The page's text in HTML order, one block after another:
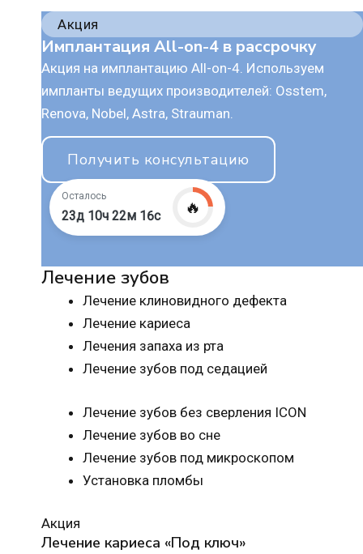
Акция
Имплантация All-on-4 в рассрочку
Акция на имплантацию All-on-4. Используем
импланты ведущих производителей: Osstem,
Renova, Nobel, Astra, Strauman.
Получить консультацию
Осталось
23д 10ч 22м 15с 🔥
Лечение зубов
Лечение клиновидного дефекта
Лечение кариеса
Лечения запаха из рта
Лечение зубов под седацией
Лечение зубов без сверления ICON
Лечение зубов во сне
Лечение зубов под микроскопом
Установка пломбы
Акция
Лечение кариеса «Под ключ»